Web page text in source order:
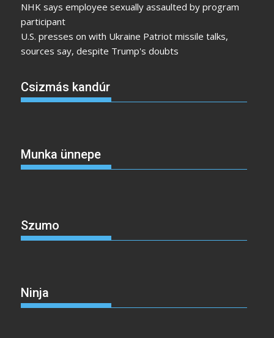
NHK says employee sexually assaulted by program
participant
U.S. presses on with Ukraine Patriot missile talks,
sources say, despite Trump's doubts
Csizmás kandúr
Munka ünnepe
Szumo
Ninja